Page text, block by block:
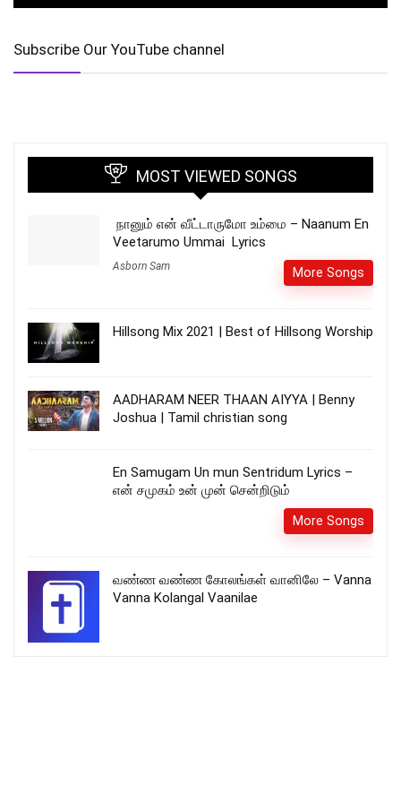
Subscribe Our YouTube channel
MOST VIEWED SONGS
நானும் என் வீட்டாருமோ உம்மை – Naanum En
Veetarumo Ummai Lyrics
Asborn Sam More Songs
Hillsong Mix 2021 | Best of Hillsong Worship
AADHARAM NEER THAAN AIYYA | Benny
Joshua | Tamil christian song
En Samugam Un mun Sentridum Lyrics –
என் சமுகம் உன் முன் சென்றிடும்
More Songs
வண்ண வண்ண கோலங்கள் வானிலே – Vanna
Vanna Kolangal Vaanilae